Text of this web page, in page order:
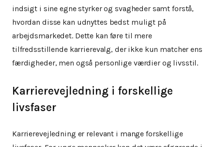
indsigt i sine egne styrker og svagheder samt forstå,
hvordan disse kan udnyttes bedst muligt på
arbejdsmarkedet. Dette kan føre til mere
tilfredsstillende karrierevalg, der ikke kun matcher ens
færdigheder, men også personlige værdier og livsstil.
Karrierevejledning i forskellige
livsfaser
Karrierevejledning er relevant i mange forskellige